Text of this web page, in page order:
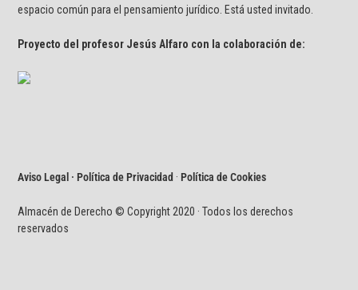
espacio común para el pensamiento jurídico. Está usted invitado.
Proyecto del profesor Jesús Alfaro con la colaboración de:
Aviso Legal · Política de Privacidad ·Política de Cookies
Almacén de Derecho © Copyright 2020 · Todos los derechos
reservados